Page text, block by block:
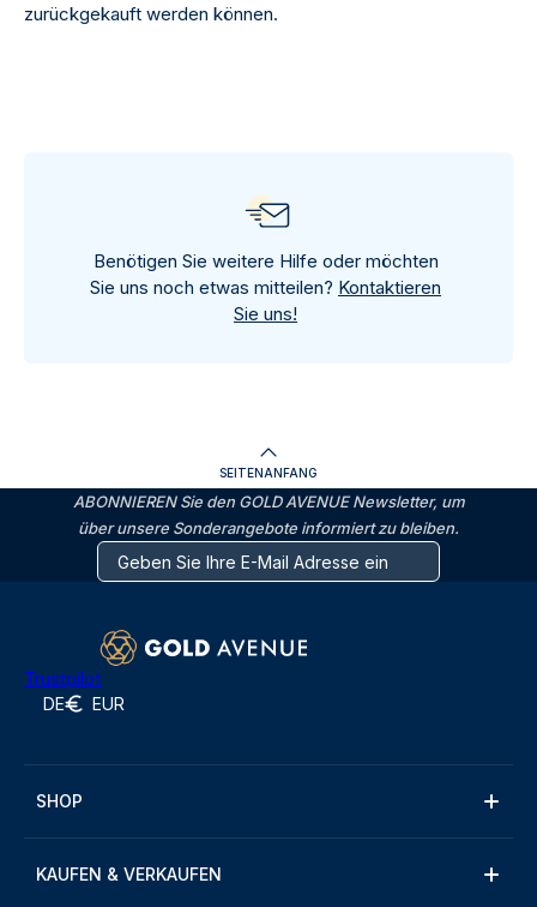
zurückgekauft werden können.
Benötigen Sie weitere Hilfe oder möchten
Sie uns noch etwas mitteilen? Kontaktieren
Sie uns!
SEITENANFANG
ABONNIEREN Sie den GOLD AVENUE Newsletter, um
über unsere Sonderangebote informiert zu bleiben.
Trustpilot
DE EUR
SHOP
KAUFEN & VERKAUFEN